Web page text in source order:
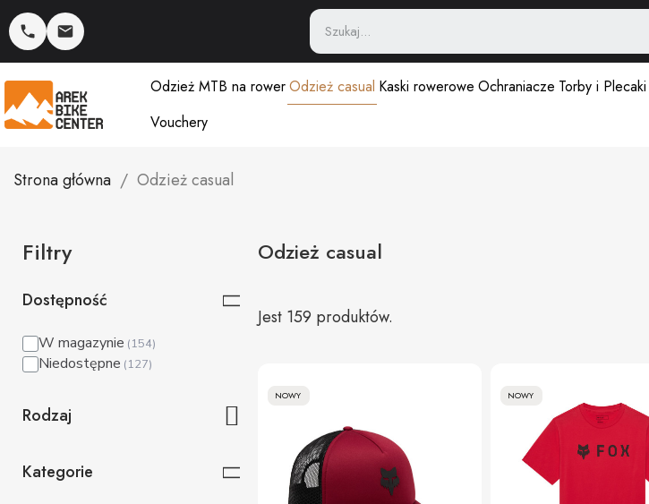
Odzież MTB na rowerOdzież casual Kaski rowerowe Ochraniacze Torby i Plecaki
Vouchery
Strona główna Odzież casual
Filtry
Dostępność
W magazynie
Niedostępne
Rodzaj
Kategorie
Odzież casual
Jest 159 produktów.
NOWY NOWY